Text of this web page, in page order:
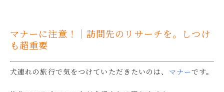
マナーに注意！｜訪問先のリサーチを。しつけ
も超重要
犬連れの旅行で気をつけていただきたいのは、 マナーです。